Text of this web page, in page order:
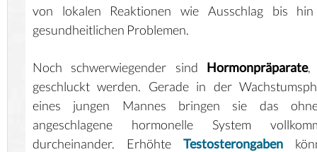
von lokalen Reaktionen wie Ausschlag bis
gesundheitlichen Problemen.
Noch schwerwiegender sind Hormonpräparate,
geschluckt werden. Gerade in der
eines jungen Mannes bringen sie das
angeschlagene hormonelle System
durcheinander. Erhöhte Testosterongaben